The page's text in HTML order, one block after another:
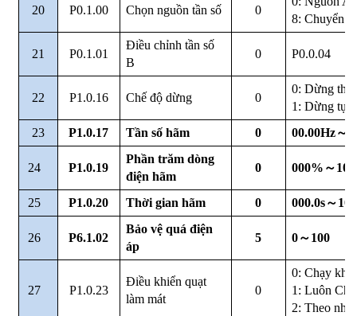
20 P0.1.00 Chọn nguồn tần số 0
8: Chuyển
21 P0.1.01
Điều chỉnh tần số
B
0 P0.0.04
22 P1.0.16 Chế độ dừng 0
0: Dừng
1: Dừng tự
23
P1.0.17 Tần số hãm 0 00.00Hz～
24 P1.0.19
Phần trăm dòng
điện hãm
0 000% ～
25 P1.0.20 Thời gian hãm 0 000.0s～
26 P6.1.02
Bảo vệ quá điện
áp
5 0～100
27 P1.0.23
Điều khiển quạt
làm mát
0
0: Chạy khi
1: Luôn
2: Theo